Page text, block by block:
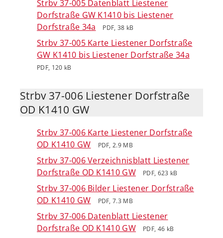
Strbv 37-005 Datenblatt Liestener
Dorfstraße GW K1410 bis Liestener
Dorfstraße 34a
PDF, 38 kB
Strbv 37-005 Karte Liestener Dorfstraße
GW K1410 bis Liestener Dorfstraße 34a
PDF, 120 kB
Strbv 37-006 Liestener Dorfstraße
OD K1410 GW
Strbv 37-006 Karte Liestener Dorfstraße
OD K1410 GW
PDF, 2.9 MB
Strbv 37-006 Verzeichnisblatt Liestener
Dorfstraße OD K1410 GW
PDF, 623 kB
Strbv 37-006 Bilder Liestener Dorfstraße
OD K1410 GW
PDF, 7.3 MB
Strbv 37-006 Datenblatt Liestener
Dorfstraße OD K1410 GW
PDF, 46 kB